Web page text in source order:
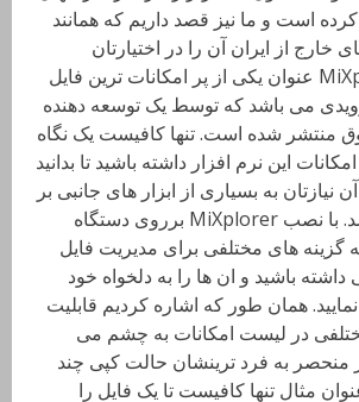
است و ما نیز قصد داریم که همانند
خارج از ایران آن را در اختیارتان
بگذاریم. MiXplorer عنوان یکی از پر امکانات ترین فایل
می باشد که توسط یک توسعه دهنده
منتشر شده است. تنها کافیست یک نگاه
این نرم افزار داشته باشید تا بدانید
نیازتان به بسیاری از ابزار های جانبی بر
طرف خواهد شد. با نصب MiXplorer برروی دستگاه
گزینه های مختلفی برای مدیریت فایل
باشید و ان ها را به دلخواه خود
همان طور که اشاره کردیم قابلیت
در لیست امکانات به چشم می
منحصر به فرد ترینشان حالت کپی چند
مثال تنها کافیست تا یک فایل را